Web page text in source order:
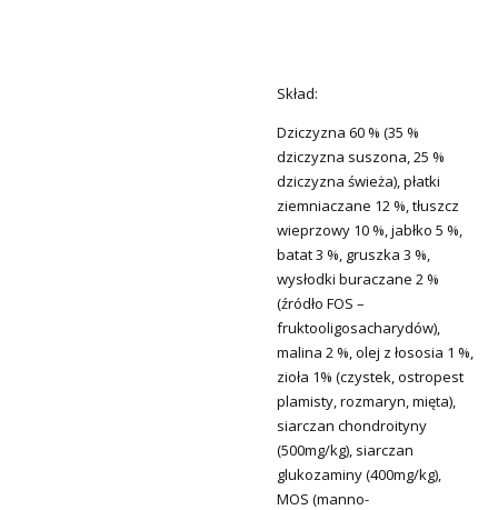
Skład:
Dziczyzna 60 % (35 %
dziczyzna suszona, 25 %
dziczyzna świeża), płatki
ziemniaczane 12 %, tłuszcz
wieprzowy 10 %, jabłko 5 %,
batat 3 %, gruszka 3 %,
wysłodki buraczane 2 %
(źródło FOS –
fruktooligosacharydów),
malina 2 %, olej z łososia 1 %,
zioła 1% (czystek, ostropest
plamisty, rozmaryn, mięta),
siarczan chondroityny
(500mg/kg), siarczan
glukozaminy (400mg/kg),
MOS (manno-